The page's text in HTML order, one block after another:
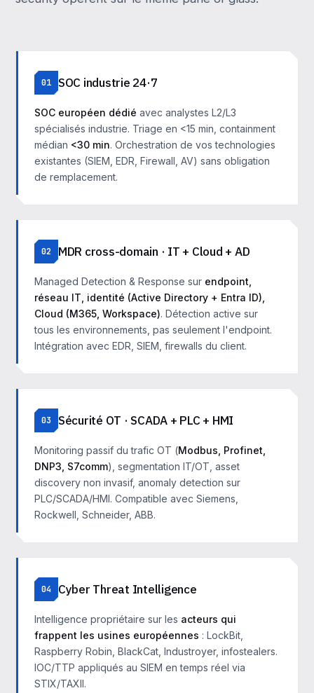
01 SOC industrie 24·7
SOC européen dédié avec analystes L2/L3
spécialisés industrie. Triage en <15 min, containment
médian <30 min. Orchestration de vos technologies
existantes (SIEM, EDR, Firewall, AV) sans obligation
de remplacement.
02 MDR cross-domain · IT + Cloud + AD
Managed Detection & Response sur endpoint,
réseau IT, identité (Active Directory + Entra ID),
Cloud (M365, Workspace). Détection active sur
tous les environnements, pas seulement l'endpoint.
Intégration avec EDR, SIEM, firewalls du client.
03 Sécurité OT · SCADA + PLC + HMI
Monitoring passif du trafic OT (Modbus, Profinet,
DNP3, S7comm), segmentation IT/OT, asset
discovery non invasif, anomaly detection sur
PLC/SCADA/HMI. Compatible avec Siemens,
Rockwell, Schneider, ABB.
04 Cyber Threat Intelligence
Intelligence propriétaire sur les acteurs qui
frappent les usines européennes : LockBit,
Raspberry Robin, BlackCat, Industroyer, infostealers.
IOC/TTP appliqués au SIEM en temps réel via
STIX/TAXII.